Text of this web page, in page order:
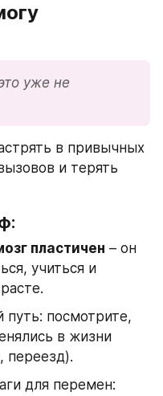
уже не
в привычных
и терять
пластичен – он
учиться и
путь: посмотрите,
в жизни
переезд).
для перемен: